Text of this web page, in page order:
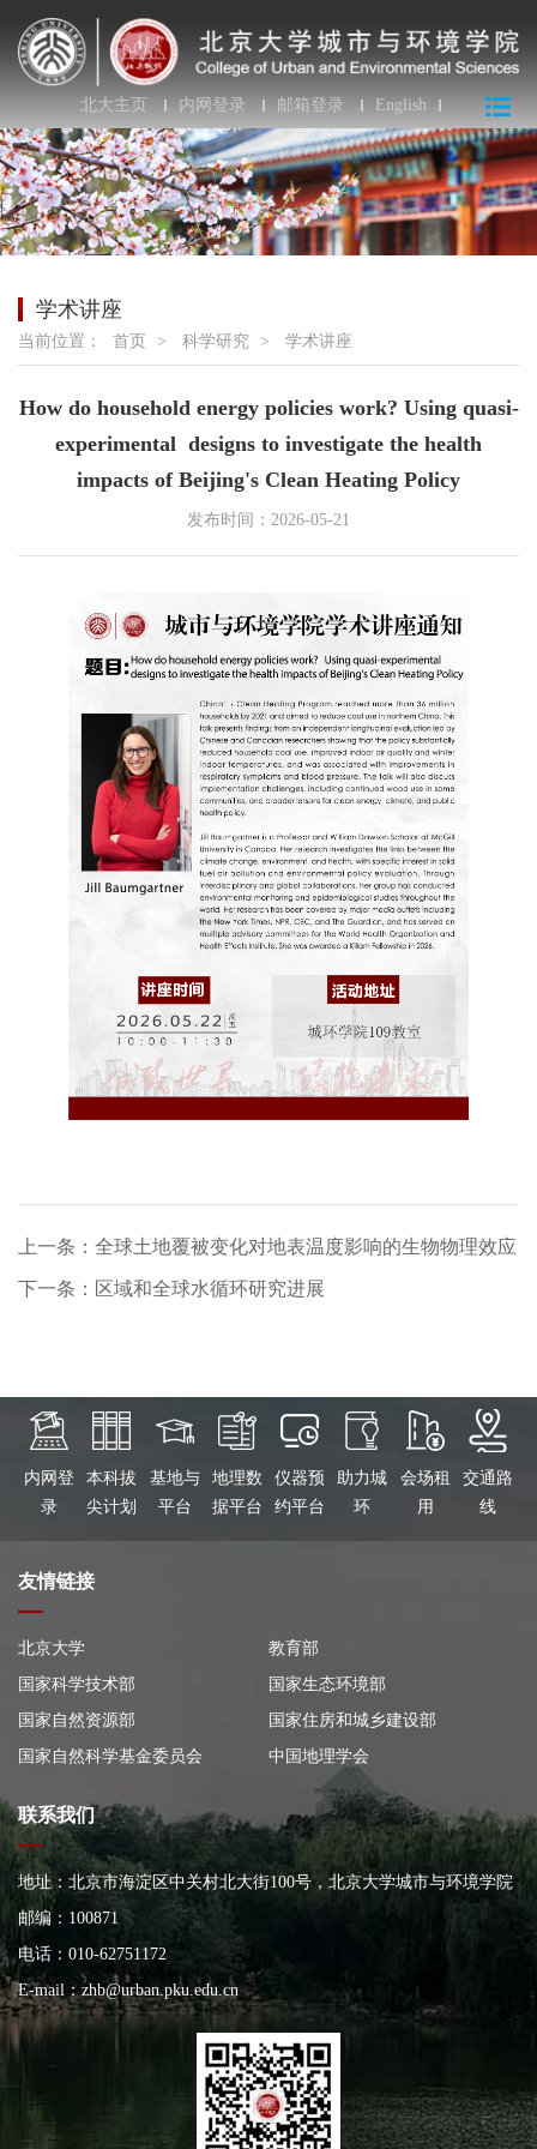
北大主页 内网登录 邮箱登录 English
学术讲座
当前位置： 首页 > 科学研究 > 学术讲座
How do household energy policies work? Using quasi-
experimental designs to investigate the health
impacts of Beijing's Clean Heating Policy
发布时间：2026-05-21
上一条：全球土地覆被变化对地表温度影响的生物物理效应
下一条：区域和全球水循环研究进展
内网登
录
本科拔
尖计划
基地与
平台
地理数
据平台
仪器预
约平台
助力城
环
会场租
用
交通路
线
友情链接
北京大学
教育部
国家科学技术部
国家生态环境部
国家自然资源部
国家住房和城乡建设部
国家自然科学基金委员会
中国地理学会
联系我们
地址：北京市海淀区中关村北大街100号，北京大学城市与环境学院
大楼
邮编：100871
电话：010-62751172
E-mail： zhb@urban.pku.edu.cn